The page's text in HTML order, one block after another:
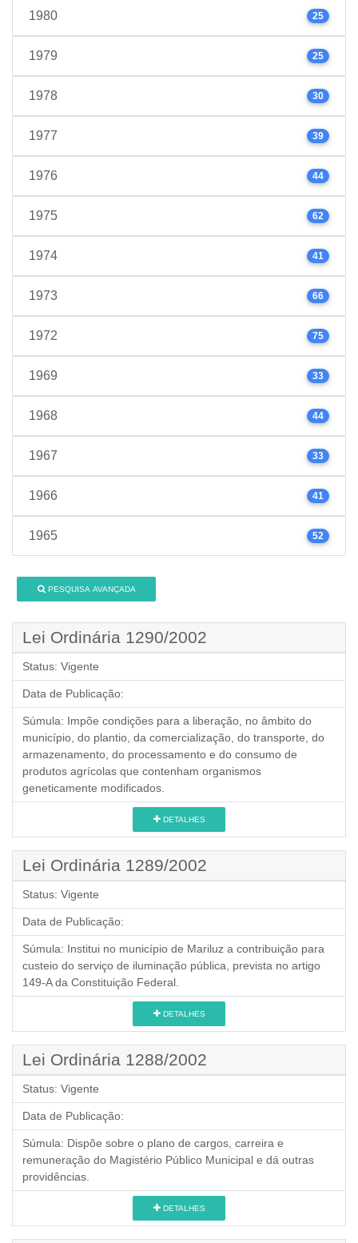
1980 25
1979 25
1978 30
1977 39
1976 44
1975 62
1974 41
1973 66
1972 75
1969 33
1968 44
1967 33
1966 41
1965 52
PESQUISA AVANÇADA
Lei Ordinária 1290/2002
Status: Vigente
Data de Publicação:
Súmula: Impõe condições para a liberação, no âmbito do
município, do plantio, da comercialização, do transporte, do
armazenamento, do processamento e do consumo de
produtos agrícolas que contenham organismos
geneticamente modificados.
DETALHES
Lei Ordinária 1289/2002
Status: Vigente
Data de Publicação:
Súmula: Institui no município de Mariluz a contribuição para
custeio do serviço de iluminação pública, prevista no artigo
149-A da Constituição Federal.
DETALHES
Lei Ordinária 1288/2002
Status: Vigente
Data de Publicação:
Súmula: Dispõe sobre o plano de cargos, carreira e
remuneração do Magistério Público Municipal e dá outras
providências.
DETALHES